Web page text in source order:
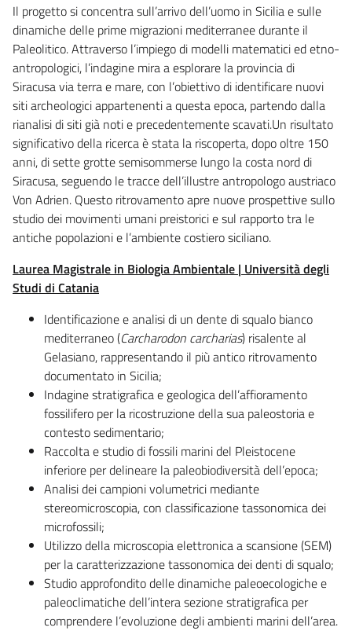
Il progetto si concentra sull’arrivo dell’uomo in Sicilia e sulle
dinamiche delle prime migrazioni mediterranee durante il
Paleolitico. Attraverso l’impiego di modelli matematici ed etno-
antropologici, l’indagine mira a esplorare la provincia di
Siracusa via terra e mare, con l’obiettivo di identificare nuovi
siti archeologici appartenenti a questa epoca, partendo dalla
rianalisi di siti già noti e precedentemente scavati.Un risultato
significativo della ricerca è stata la riscoperta, dopo oltre 150
anni, di sette grotte semisommerse lungo la costa nord di
Siracusa, seguendo le tracce dell’illustre antropologo austriaco
Von Adrien. Questo ritrovamento apre nuove prospettive sullo
studio dei movimenti umani preistorici e sul rapporto tra le
antiche popolazioni e l’ambiente costiero siciliano.
Laurea Magistrale in Biologia Ambientale | Università degli
Studi di Catania
Identificazione e analisi di un dente di squalo bianco
mediterraneo (Carcharodon carcharias) risalente al
Gelasiano, rappresentando il più antico ritrovamento
documentato in Sicilia;
Indagine stratigrafica e geologica dell’affioramento
fossilifero per la ricostruzione della sua paleostoria e
contesto sedimentario;
Raccolta e studio di fossili marini del Pleistocene
inferiore per delineare la paleobiodiversità dell’epoca;
Analisi dei campioni volumetrici mediante
stereomicroscopia, con classificazione tassonomica dei
microfossili;
Utilizzo della microscopia elettronica a scansione (SEM)
per la caratterizzazione tassonomica dei denti di squalo;
Studio approfondito delle dinamiche paleoecologiche e
paleoclimatiche dell’intera sezione stratigrafica per
comprendere l’evoluzione degli ambienti marini dell’area.